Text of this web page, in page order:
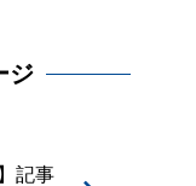
ジ
記事